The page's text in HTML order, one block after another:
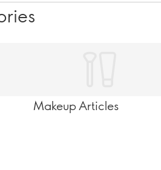
e aqueles de quem gosta - estão
Makeup Articles